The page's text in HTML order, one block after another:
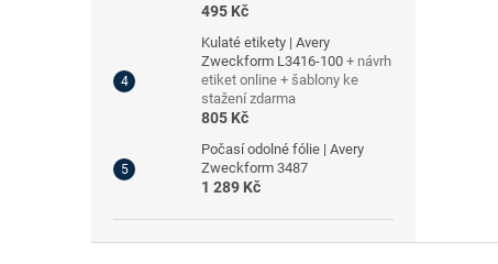
495 Kč
Kulaté etikety | Avery
Zweckform L3416-100 + návrh
etiket online + šablony ke
stažení zdarma
805 Kč
Počasí odolné fólie | Avery
Zweckform 3487
1 289 Kč